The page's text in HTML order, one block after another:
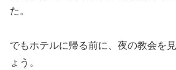
た。
でもホテルに帰る前に、夜の教会を
ょう。